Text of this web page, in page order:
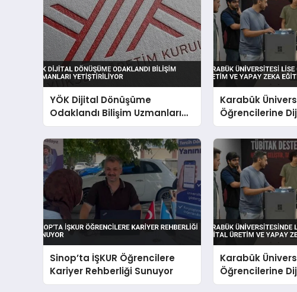
YÖK Dijital Dönüşüme
Odaklandı Bilişim Uzmanları
Yetiştiriliyor
Karabük
Öğrencilerine
Yapay Zeka
Sinop’ta İŞKUR Öğrencilere
Kariyer Rehberliği Sunuyor
Karabük
Öğrencilerine
Yapay Zeka